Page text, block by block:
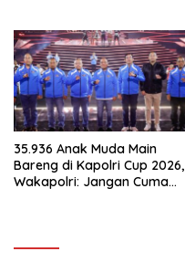
35.936 Anak Muda Main
Bareng di Kapolri Cup 2026,
Wakapolri: Jangan Cuma